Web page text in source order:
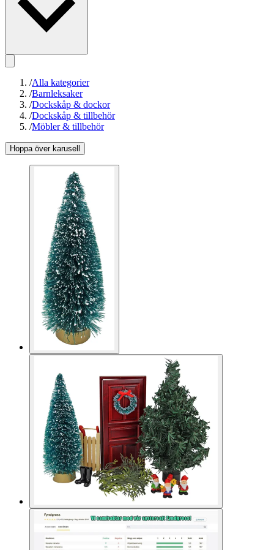
/Alla kategorier
/Barnleksaker
/Dockskåp & dockor
/Dockskåp & tillbehör
/Möbler & tillbehör
Hoppa över karusell